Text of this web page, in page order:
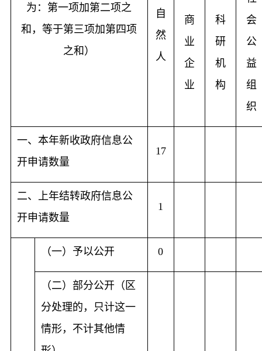
为：第一项加第二项之
和，等于第三项加第四项
之和）
自
然
人
商
业
企
业
科
研
机
构
会
公
益
组
织
一、本年新收政府信息公
开申请数量
17
二、上年结转政府信息公
开申请数量
1
（一）予以公开 0
（二）部分公开（区
分处理的，只计这一
情形，不计其他情